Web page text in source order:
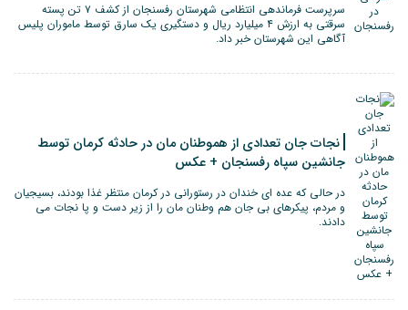
سرپرست فرماندهی انتظامی شهرستان رفسنجان از کشف ۷ تن پسته
سرقتی به ارزش ۴ میلیارد ریال و دستگیری یک سارق توسط ماموران پلیس
آگاهی این شهرستان خبر داد.
نجات جان تعدادی از هموطنان مان در حادثه کرمان توسط
جانشین سپاه رفسنجان + عکس
در حالی که عده ای خندان در رستورانی در کرمان منتظر غذا بودند، بسیجیان
و مردم، پیکرهای بی جان هم وطنان مان را از زیر دست و پا نجات می
دادند.